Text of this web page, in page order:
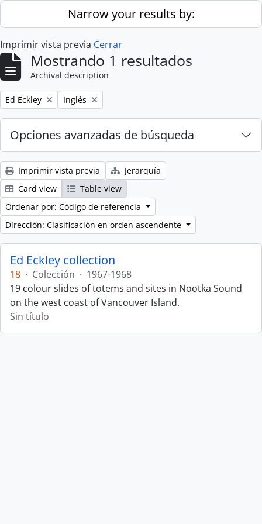
Skip to main contentNarrow your results by:
Imprimir vista previa Cerrar
Mostrando 1 resultados
Archival description
Remove filter:
Ed Eckley Remove filter:
Inglés
Opciones avanzadas de búsqueda
Imprimir vista previa
Jerarquía
Card view
Table view
Ordenar por: Código de referencia
Dirección: Clasificación en orden ascendente
Ed Eckley collection
18 · Colección · 1967-1968
19 colour slides of totems and sites in Nootka Sound
on the west coast of Vancouver Island.
Sin título